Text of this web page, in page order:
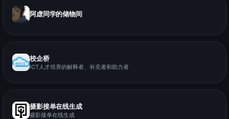
阿虚同学的储物间
校企桥
ICT人才培养的解释者、补充者和助力者
摄影接单在线生成
摄影接单在线生成